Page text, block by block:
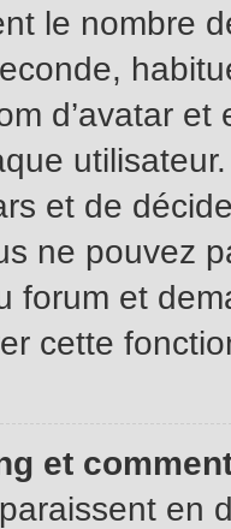
le nombre
d’avatar
et de
ne pouvez
forum et
cette
et
en